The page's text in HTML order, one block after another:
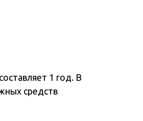
1 год. В
средств